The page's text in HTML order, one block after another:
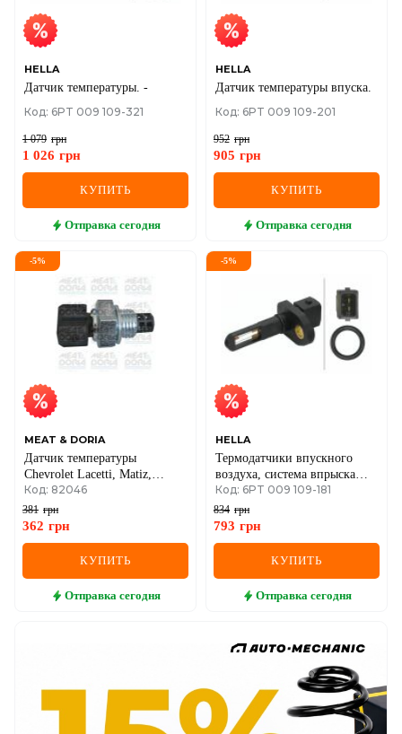
HELLA
Датчик температуры. -
Код: 6PT 009 109-321
1 079 грн
1 026 грн
КУПИТЬ
Отправка сегодня
HELLA
Датчик температуры впуска.
Код: 6PT 009 109-201
952 грн
905 грн
КУПИТЬ
Отправка сегодня
-5%
MEAT & DORIA
Датчик температуры
Chevrolet Lacetti, Matiz,
Daewoo Renault Laguna,
Megane, Safrane
Код: 82046
381 грн
362 грн
КУПИТЬ
Отправка сегодня
-5%
HELLA
Термодатчики впускного
воздуха, система впрыска
audi 1,6-2,81,4-2,8 skoda seat
Код: 6PT 009 109-181
834 грн
793 грн
КУПИТЬ
Отправка сегодня